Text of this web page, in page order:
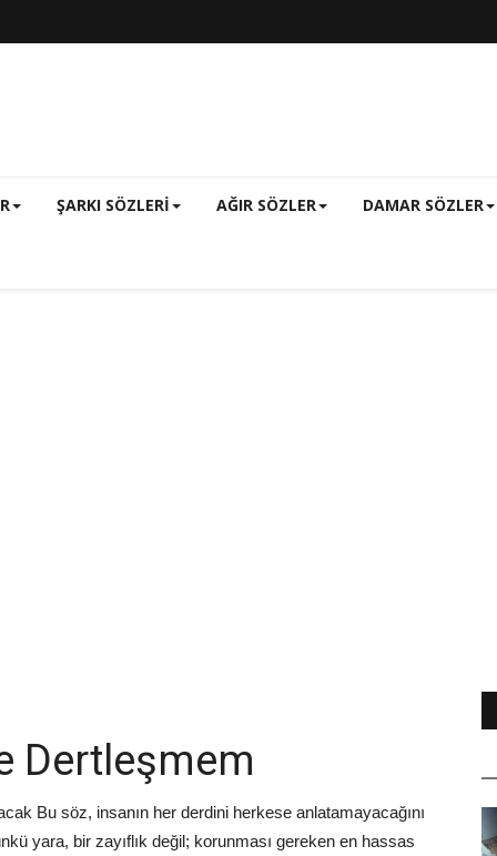
ŞARKI SÖZLERI AĞIR SÖZLER DAMAR SÖZLER
Dertleşmem
Bu söz, insanın her derdini herkese anlatamayacağını
yara, bir zayıflık değil; korunması gereken en hassas